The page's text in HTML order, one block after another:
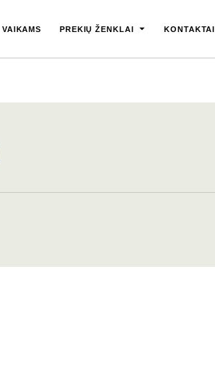
VAIKAMS PREKIŲ ŽENKLAI KONTAKTAI